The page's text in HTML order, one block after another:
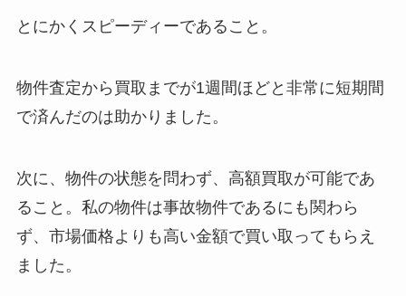
とにかくスピーディーであること。
物件査定から買取までが1週間ほどと非常に短期間
で済んだのは助かりました。
次に、物件の状態を問わず、高額買取が可能であ
ること。私の物件は事故物件であるにも関わら
ず、市場価格よりも高い金額で買い取ってもらえ
ました。